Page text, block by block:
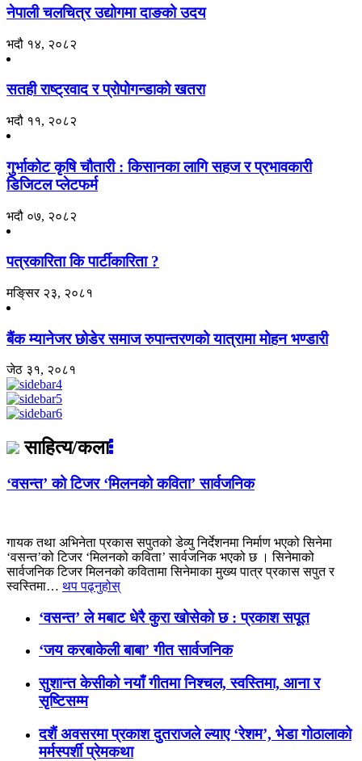
नेपाली चलचित्र उद्योगमा दाङको उदय
भदौ १४, २०८२
सतही राष्ट्रवाद र प्रोपोगन्डाको खतरा
भदौ ११, २०८२
गुर्भाकोट कृषि चौतारी : किसानका लागि सहज र प्रभावकारी
डिजिटल प्लेटफर्म
भदौ ०७, २०८२
पत्रकारिता कि पार्टीकारिता ?
मङि्सर २३, २०८१
बैंक म्यानेजर छोडेर समाज रुपान्तरणको यात्रामा मोहन भण्डारी
जेठ ३१, २०८१
साहित्य/कला
‘वसन्त’ को टिजर ‘मिलनको कविता’ सार्वजनिक
गायक तथा अभिनेता प्रकास सपुतको डेव्यु निर्देशनमा निर्माण भएको सिनेमा
‘वसन्त’को टिजर ‘मिलनको कविता’ सार्वजनिक भएको छ । सिनेमाको
सार्वजनिक टिजर मिलनको कवितामा सिनेमाका मुख्य पात्र प्रकास सपुत र
स्वस्तिमा… थप पढ्नुहोस्
‘वसन्त’ ले मबाट धेरै कुरा खोसेको छ : प्रकाश सपूत
‘जय करबाकेली बाबा’ गीत सार्वजनिक
सुशान्त केसीको नयाँ गीतमा निश्चल, स्वस्तिमा, आना र
सृष्टिसम्म
दशैं अवसरमा प्रकाश दुतराजले ल्याए ‘रेशम’, भेडा गोठालाको
मर्मस्पर्शी प्रेमकथा